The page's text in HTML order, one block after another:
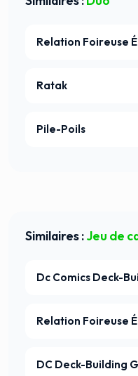
Relation Foireuse
Ratak
Pile-Poils
Similaires :Jeu de
Dc Comics Deck-
Relation Foireuse
DC Deck-Building